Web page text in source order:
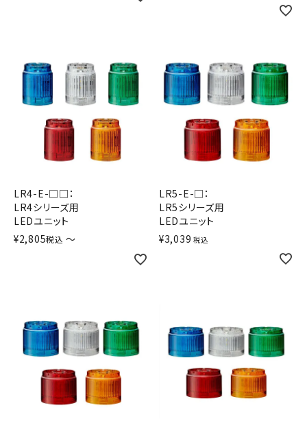
LR4-E-□□：
LR4シリーズ用
LEDユニット
¥2,805税込 〜
LR5-E-□：
LR5シリーズ用
LEDユニット
¥3,039 税込